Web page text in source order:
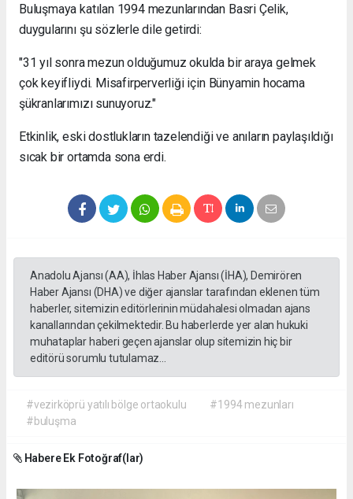
Buluşmaya katılan 1994 mezunlarından Basri Çelik,
duygularını şu sözlerle dile getirdi:
"31 yıl sonra mezun olduğumuz okulda bir araya gelmek
çok keyifliydi. Misafirperverliği için Bünyamin hocama
şükranlarımızı sunuyoruz."
Etkinlik, eski dostlukların tazelendiği ve anıların paylaşıldığı
sıcak bir ortamda sona erdi.
Anadolu Ajansı (AA), İhlas Haber Ajansı (İHA), Demirören
Haber Ajansı (DHA) ve diğer ajanslar tarafından eklenen tüm
haberler, sitemizin editörlerinin müdahalesi olmadan ajans
kanallarından çekilmektedir. Bu haberlerde yer alan hukuki
muhataplar haberi geçen ajanslar olup sitemizin hiç bir
editörü sorumlu tutulamaz...
#vezirköprü yatılı bölge ortaokulu
#1994 mezunları
#buluşma
Habere Ek Fotoğraf(lar)